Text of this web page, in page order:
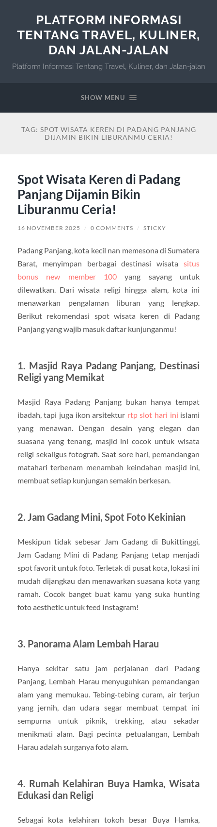
PLATFORM INFORMASI
TENTANG TRAVEL, KULINER,
DAN JALAN-JALAN
Platform Informasi Tentang Travel, Kuliner, dan Jalan-jalan
SHOW MENU
TAG: SPOT WISATA KEREN DI PADANG PANJANG
DIJAMIN BIKIN LIBURANMU CERIA!
Spot Wisata Keren di Padang
Panjang Dijamin Bikin
Liburanmu Ceria!
16 NOVEMBER 2025 / 0 COMMENTS / STICKY
Padang Panjang, kota kecil nan memesona di Sumatera
Barat, menyimpan berbagai destinasi wisatasitus
bonus new member 100 yang sayang untuk
dilewatkan. Dari wisata religi hingga alam, kota ini
menawarkan pengalaman liburan yang lengkap.
Berikut rekomendasi spot wisata keren di Padang
Panjang yang wajib masuk daftar kunjunganmu!
1. Masjid Raya Padang Panjang, Destinasi
Religi yang Memikat
Masjid Raya Padang Panjang bukan hanya tempat
ibadah, tapi juga ikon arsitektur rtp slot hari ini islami
yang menawan. Dengan desain yang elegan dan
suasana yang tenang, masjid ini cocok untuk wisata
religi sekaligus fotografi. Saat sore hari, pemandangan
matahari terbenam menambah keindahan masjid ini,
membuat setiap kunjungan semakin berkesan.
2. Jam Gadang Mini, Spot Foto Kekinian
Meskipun tidak sebesar Jam Gadang di Bukittinggi,
Jam Gadang Mini di Padang Panjang tetap menjadi
spot favorit untuk foto. Terletak di pusat kota, lokasi ini
mudah dijangkau dan menawarkan suasana kota yang
ramah. Cocok banget buat kamu yang suka hunting
foto aesthetic untuk feed Instagram!
3. Panorama Alam Lembah Harau
Hanya sekitar satu jam perjalanan dari Padang
Panjang, Lembah Harau menyuguhkan pemandangan
alam yang memukau. Tebing-tebing curam, air terjun
yang jernih, dan udara segar membuat tempat ini
sempurna untuk piknik, trekking, atau sekadar
menikmati alam. Bagi pecinta petualangan, Lembah
Harau adalah surganya foto alam.
4. Rumah Kelahiran Buya Hamka, Wisata
Edukasi dan Religi
Sebagai kota kelahiran tokoh besar Buya Hamka,